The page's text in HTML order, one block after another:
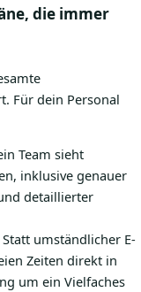
die immer
Für dein Personal
Team sieht
inklusive genauer
detaillierter
Statt umständlicher E-
Zeiten direkt in
um ein Vielfaches